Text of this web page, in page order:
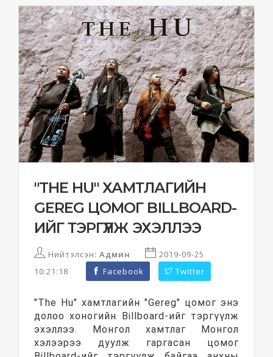
"THE HU" ХАМТЛАГИЙН
GEREG ЦОМОГ BILLBOARD-
ИЙГ ТЭРГҮҮЛЖ ЭХЭЛЛЭЭ
Нийтэлсэн: Админ
2019-09-25
10:21:18
Facebook Twitter
"The Hu" хамтлагийн "Gereg" цомог энэ
долоо хоногийн Billboard-ийг тэргүүлж
эхэллээ. Монгол хамтлаг Монгол
хэлээрээ дуулж гаргасан цомог